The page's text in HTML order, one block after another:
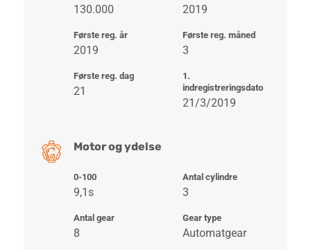
130.000 2019
Første reg. år
2019
Første reg. måned
3
Første reg. dag
21
1.
indregistreringsdato
21/3/2019
Motor og ydelse
0-100
9,1s
Antal cylindre
3
Antal gear
8
Gear type
Automatgear